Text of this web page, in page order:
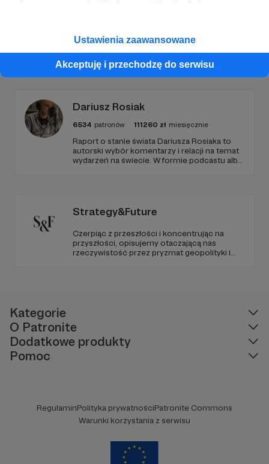
Ustawienia zaawansowane
Akceptuję i przechodzę do serwisu
Promowani autorzy
Dariusz Rosiak
6534 patronów 111260 zł miesięcznie
Raport o stanie świata Dariusza Rosiaka to
autorski wybór komentarzy i relacji na temat
wydarzeń na świecie. W formie podcastu albo
Strategy&Future
Czerpiąc z przeszłości i koncentrując na
przyszłości, opisujemy otaczającą nas
rzeczywistość przez pryzmat geopolityki i
Kategorie
O Patronite
Dodatkowe produkty
Pomoc
RegulaminPolityka prywatnościPatronite Commons
Warunki korzystania z serwisu